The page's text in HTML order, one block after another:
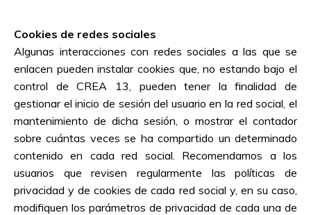
Cookies de redes sociales
Algunas interacciones con redes sociales a las que se
enlacen pueden instalar cookies que, no estando bajo el
control deCREA 13, pueden tener la finalidad de
gestionar el inicio de sesión del usuario en la red social, el
mantenimiento de dicha sesión, o mostrar el contador
sobre cuántas veces se ha compartido un determinado
contenido en cada red social. Recomendamos a los
usuarios que revisen regularmente las políticas de
privacidad y de cookies de cada red social y, en su caso,
modifiquen los parámetros de privacidad de cada una de